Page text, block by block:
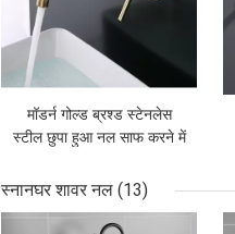
मॉडर्न गोल्ड ब्रश्ड स्टेनलेस
स्टील छुपा हुआ नल साफ करने में
स्नानघर शावर नल (13)
सबसे अच्छी कीमत